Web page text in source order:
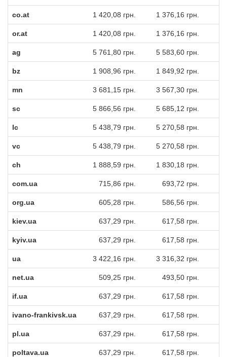
co.at 1 420,08 грн. 1 376,16 грн.
or.at 1 420,08 грн. 1 376,16 грн.
ag 5 761,80 грн. 5 583,60 грн.
bz 1 908,96 грн. 1 849,92 грн.
mn 3 681,15 грн. 3 567,30 грн.
sc 5 866,56 грн. 5 685,12 грн.
lc 5 438,79 грн. 5 270,58 грн.
vc 5 438,79 грн. 5 270,58 грн.
ch 1 888,59 грн. 1 830,18 грн.
com.ua 715,86 грн. 693,72 грн.
org.ua 605,28 грн. 586,56 грн.
kiev.ua 637,29 грн. 617,58 грн.
kyiv.ua 637,29 грн. 617,58 грн.
ua 3 422,16 грн. 3 316,32 грн.
net.ua 509,25 грн. 493,50 грн.
if.ua 637,29 грн. 617,58 грн.
ivano-frankivsk.ua 637,29 грн. 617,58 грн.
pl.ua 637,29 грн. 617,58 грн.
poltava.ua 637,29 грн. 617,58 грн.